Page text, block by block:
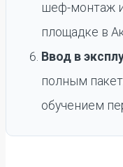
шеф-монтаж
площадке в
Ввод в
полным
обучением